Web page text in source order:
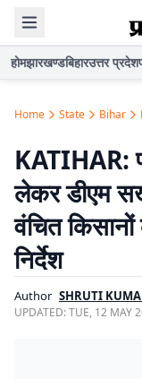
होमझारखण्डबिहारउत्तर प्रदेश
Home State Bihar
KATIHAR:
लेकर डीएम
वंचित
निर्देश
Author SHRUTI
UPDATED:TUE, 12 MAY